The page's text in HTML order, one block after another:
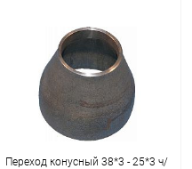
Переход конусный 38*3 - 25*3 ч/